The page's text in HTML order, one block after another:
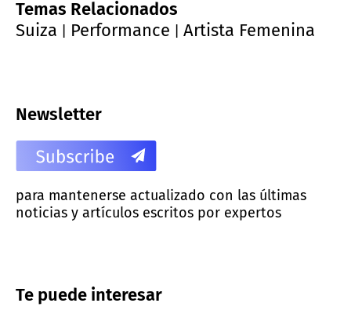
Temas Relacionados
Suiza
Performance Artista Femenina
Newsletter
para mantenerse actualizado con las últimas
noticias y artículos escritos por expertos
Te puede interesar